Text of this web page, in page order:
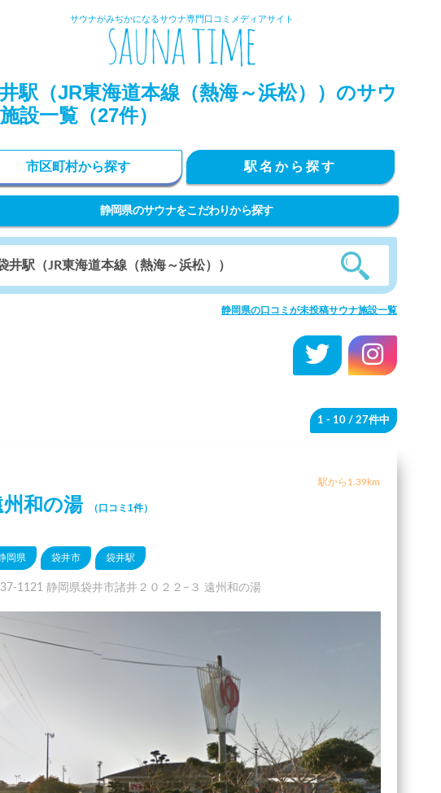
サウナがみぢかになるサウナ専門口コミメディアサイト
駅（JR東海道本線（熱海～浜松））のサウ
設一覧（27件）
市区町村から探す 駅名から探す
静岡県のサウナをこだわりから探す
静岡県の口コミが未投稿サウナ施設一覧
1 - 10 / 27件中
駅から1.39km
州和の湯 （口コミ1件）
岡県 袋井市 袋井駅
1121 静岡県袋井市諸井２０２２−３ 遠州和の湯